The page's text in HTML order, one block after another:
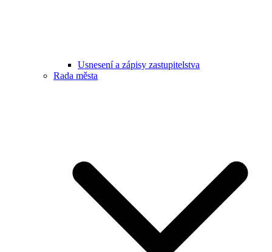
Usnesení a zápisy zastupitelstva
Rada města